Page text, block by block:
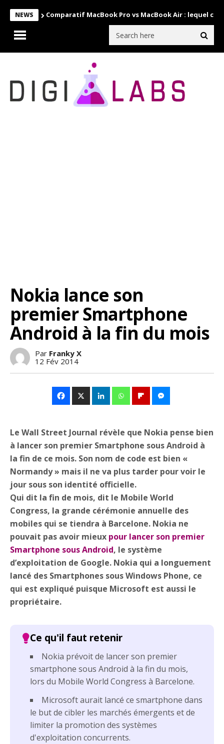
NEWS Comparatif MacBook Pro vs MacBook Air : lequel
Nokia lance son
premier Smartphone
Android à la fin du mois
Par Franky X
12 Fév 2014
Le Wall Street Journal révèle que Nokia pense bien
à lancer son premier Smartphone sous Android à
la fin de ce mois. Son nom de code est bien «
Normandy » mais il ne va plus tarder pour voir le
jour sous son identité officielle.
Qui dit la fin de mois, dit le Mobile World
Congress, la grande cérémonie annuelle des
mobiles qui se tiendra à Barcelone. Nokia ne
pouvait pas avoir mieux pour lancer son premier
Smartphone sous Android, le système
d’exploitation de Google. Nokia qui a longuement
lancé des Smartphones sous Windows Phone, ce
qui est expliqué puisque Microsoft est aussi le
propriétaire.
Nokia prévoit de lancer son premier
smartphone sous Android à la fin du mois,
lors du Mobile World Congress à Barcelone.
Microsoft aurait lancé ce smartphone dans
le but de cibler les marchés émergents et de
limiter la promotion des systèmes
d'exploitation concurrents.